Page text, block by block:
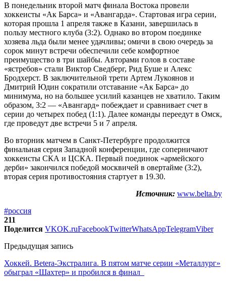
В понедельник второй матч финала Востока провели
хоккеисты «Ак Барса» и «Авангарда». Стартовая игра серии,
которая прошла 1 апреля также в Казани, завершилась в
пользу местного клуба (3:2). Однако во втором поединке
хозяева льда были менее удачливы; омичи в свою очередь за
сорок минут встречи обеспечили себе комфортное
преимущество в три шайбы. Авторами голов в составе
«ястребов» стали Виктор Сведберг, Рид Буше и Алекс
Бродхерст. В заключительной трети Артем Лукоянов и
Дмитрий Юдин сократили отставание «Ак Барса» до
минимума, но на большее усилий казанцев не хватило. Таким
образом, 3:2 — «Авангард» побеждает и сравнивает счет в
серии до четырех побед (1:1). Далее команды переедут в Омск,
где проведут две встречи 5 и 7 апреля.
Во вторник матчем в Санкт-Петербурге продолжится
финальная серия Западной конференции, где соперничают
хоккеисты СКА и ЦСКА. Первый поединок «армейского
дерби» закончился победой москвичей в овертайме (3:2),
вторая серия противостояния стартует в 19.30.
Источник: www.belta.by
#россия
211
Поделится VKOK.ruFacebookTwitterWhatsAppTelegramViber
Предыдущая запись
Хоккей. Betera-Экстралига. В пятом матче серии «Металлург»
обыграл «Шахтер» и пробился в финал